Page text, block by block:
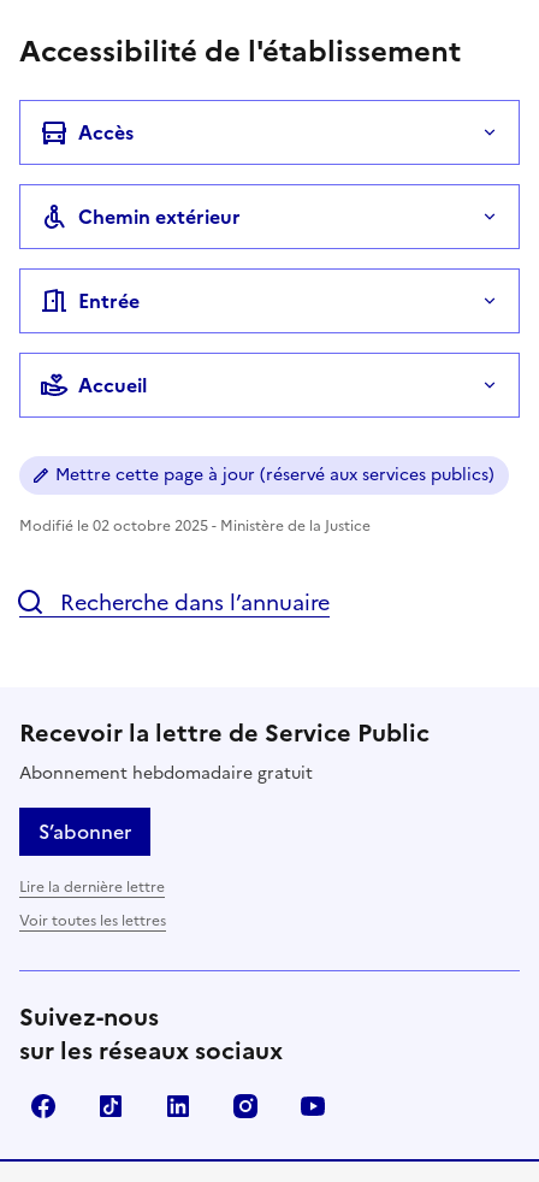
Accessibilité de l'établissement
Accès
Chemin extérieur
Entrée
Accueil
Mettre cette page à jour (réservé aux services publics)
Modifié le 02 octobre 2025 - Ministère de la Justice
Recherche dans l’annuaire
Recevoir la lettre de Service Public
Abonnement hebdomadaire gratuit
S’abonner
Lire la dernière lettre
Voir toutes les lettres
Suivez-nous
sur les réseaux sociaux
FacebookTikTok LinkedIn Instagram